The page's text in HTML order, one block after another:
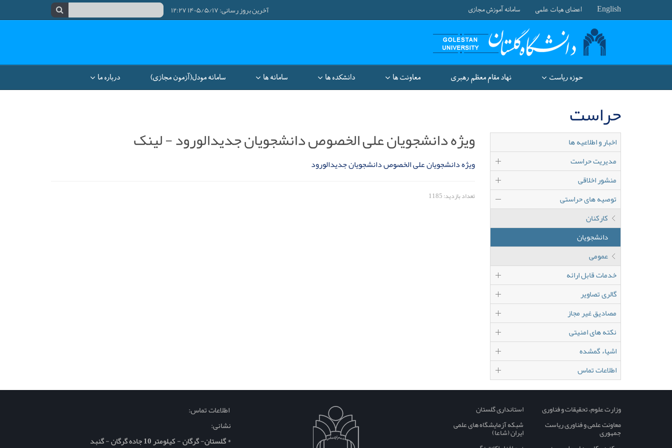
English اعضای هیات علمی سامانه آموزش مجازی آخرین بروز رسانی: ۱۴۰۵/۵/۱۷ ۱۲:۲۷
حوزه ریاست نهاد مقام معظم رهبری معاونت‌ ها دانشکده ها سامانه ها سامانه مودل(آزمون مجازی) درباره ما
حراست
اخبار و اطلاعیه ها
مدیریت حراست
منشور اخلاقی
توصیه های حراستی
کارکنان
دانشجویان
عمومی
خدمات قابل ارائه
گالری تصاویر
مصادیق غیر مجاز
نکته های امنیتی
اشیاء گمشده
اطلاعات تماس
ویژه دانشجویان علی الخصوص دانشجویان جدیدالورود - لینک
ویژه دانشجویان علی الخصوص دانشجویان جدیدالورود
تعداد بازدید: 1185
وزارت علوم، تحقیقات و فناوری
معاونت علمی و فناوری ریاست
جمهوری
استانداری گلستان
شبکه آزمایشگاه های علمی
ایران (شاعا)
اطلاعات تماس:
نشانی:
* گلستان- گرگان - کیلومتر 10 جاده گرگان - گنبد